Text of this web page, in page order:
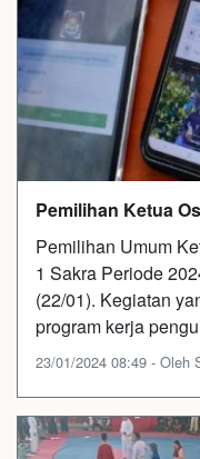
Pemilihan Ketua
Pemilihan Umum
1 Sakra Periode
(22/01). Kegiatan
program kerja
23/01/2024 08:49 - Oleh